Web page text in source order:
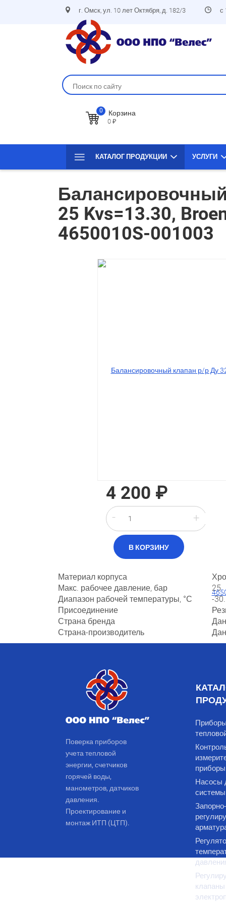
г. Омск, ул. 10 лет Октября, д. 182/3 с
0 Корзина
0 ₽
КАТАЛОГ ПРОДУКЦИИ УСЛУГИ
25 Kvs=13.30,
4650010S-001003
4 200 ₽
- +
Материал корпуса
Макс. рабочее давление, бар
25
Диапазон рабочей температуры, °С
-
Присоединение
Страна бренда
Страна-производитель
Поверка приборов
учета тепловой
энергии, счетчиков
горячей воды,
манометров, датчиков
давления.
Проектирование и
монтаж ИТП (ЦТП).
приборы
Насосы
Запорно-